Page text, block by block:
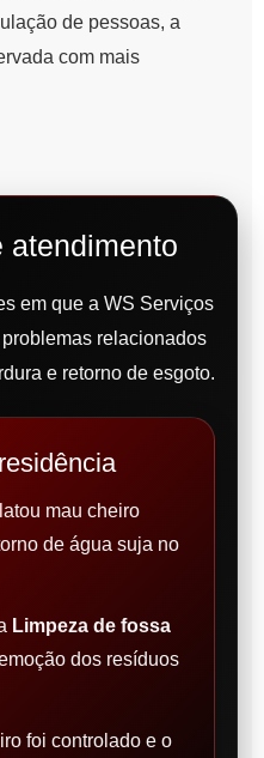
de pessoas, a
com mais
atendimento
em que a WS Serviços
relacionados
e retorno de esgoto.
mau cheiro
de água suja no
Limpeza de fossa
dos resíduos
foi controlado e o